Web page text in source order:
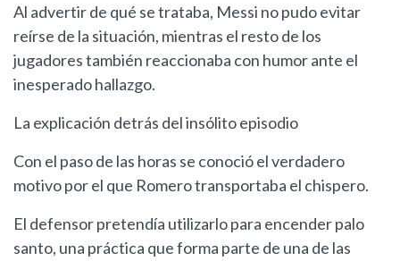
Al advertir de qué se trataba, Messi no pudo evitar
reírse de la situación, mientras el resto de los
jugadores también reaccionaba con humor ante el
inesperado hallazgo.
La explicación detrás del insólito episodio
Con el paso de las horas se conoció el verdadero
motivo por el que Romero transportaba el chispero.
El defensor pretendía utilizarlo para encender palo
santo, una práctica que forma parte de una de las